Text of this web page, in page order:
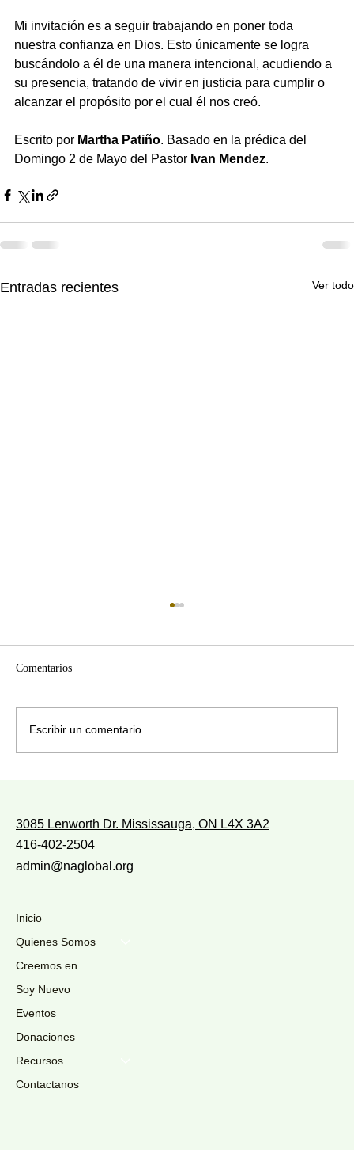
Mi invitación es a seguir trabajando en poner toda
nuestra confianza en Dios. Esto únicamente se logra
buscándolo a él de una manera intencional, acudiendo a
su presencia, tratando de vivir en justicia para cumplir o
alcanzar el propósito por el cual él nos creó.
Escrito por Martha Patiño. Basado en la prédica del
Domingo 2 de Mayo del Pastor Ivan Mendez.
Entradas recientes Ver todo
Comentarios
Escribir un comentario...
3085 Lenworth Dr. Mississauga, ON L4X 3A2
416-402-2504
admin@naglobal.org
Inicio
Quienes Somos
Creemos en
Soy Nuevo
Eventos
Donaciones
Recursos
Contactanos